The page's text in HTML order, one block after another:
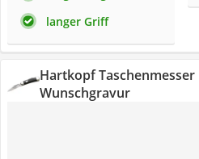
langer Griff
Hartkopf
Wunschgravur